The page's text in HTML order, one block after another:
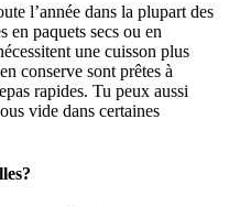
l’année dans la plupart des
en paquets secs ou en
une cuisson plus
conserve sont prêtes à
rapides. Tu peux aussi
vide dans certaines